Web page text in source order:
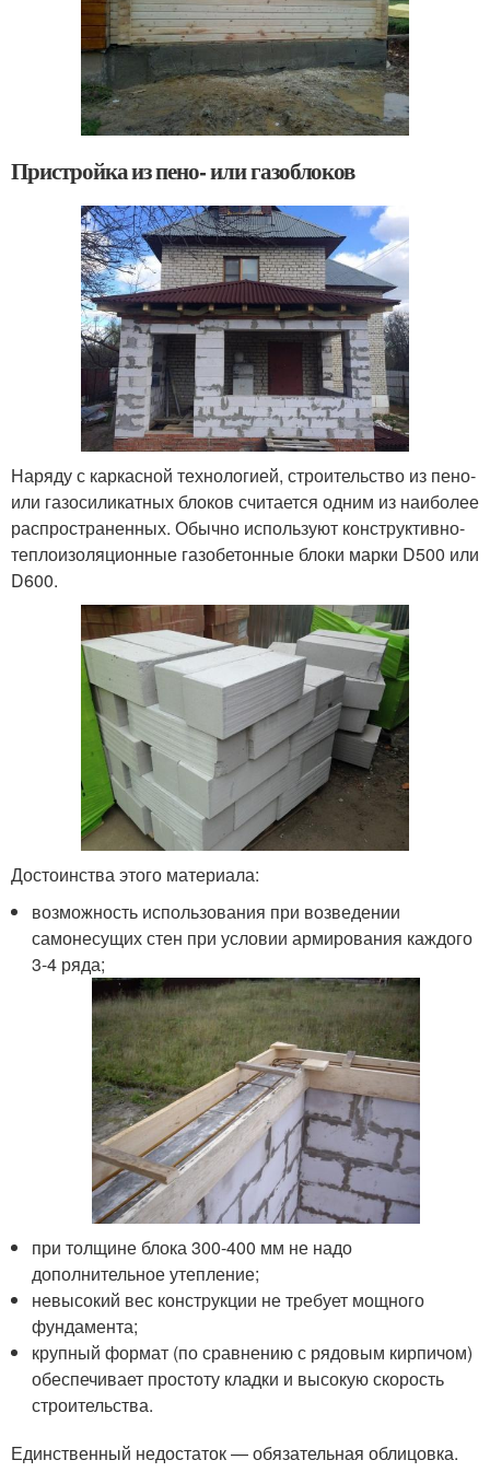
Пристройка из пено- или газоблоков
Наряду с каркасной технологией, строительство из пено-
или газосиликатных блоков считается одним из наиболее
распространенных. Обычно используют конструктивно-
теплоизоляционные газобетонные блоки марки D500 или
D600.
Достоинства этого материала:
возможность использования при возведении
самонесущих стен при условии армирования каждого
3-4 ряда;
при толщине блока 300-400 мм не надо
дополнительное утепление;
невысокий вес конструкции не требует мощного
фундамента;
крупный формат (по сравнению с рядовым кирпичом)
обеспечивает простоту кладки и высокую скорость
строительства.
Единственный недостаток — обязательная облицовка.